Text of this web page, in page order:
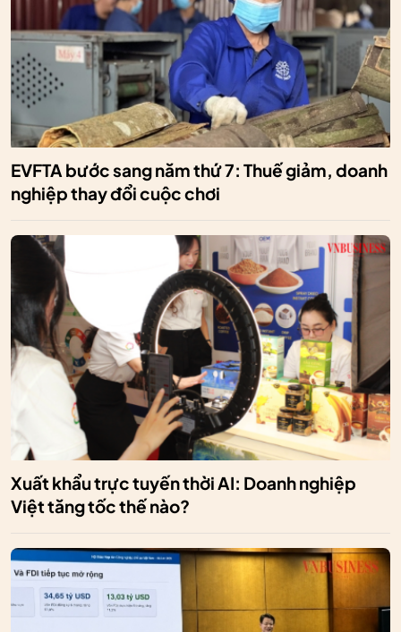
EVFTA bước sang năm thứ 7: Thuế giảm, doanh
nghiệp thay đổi cuộc chơi
Xuất khẩu trực tuyến thời AI: Doanh nghiệp
Việt tăng tốc thế nào?